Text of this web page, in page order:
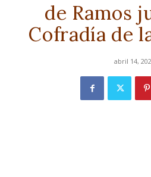
de Ramos
Cofradía de
abril 14,